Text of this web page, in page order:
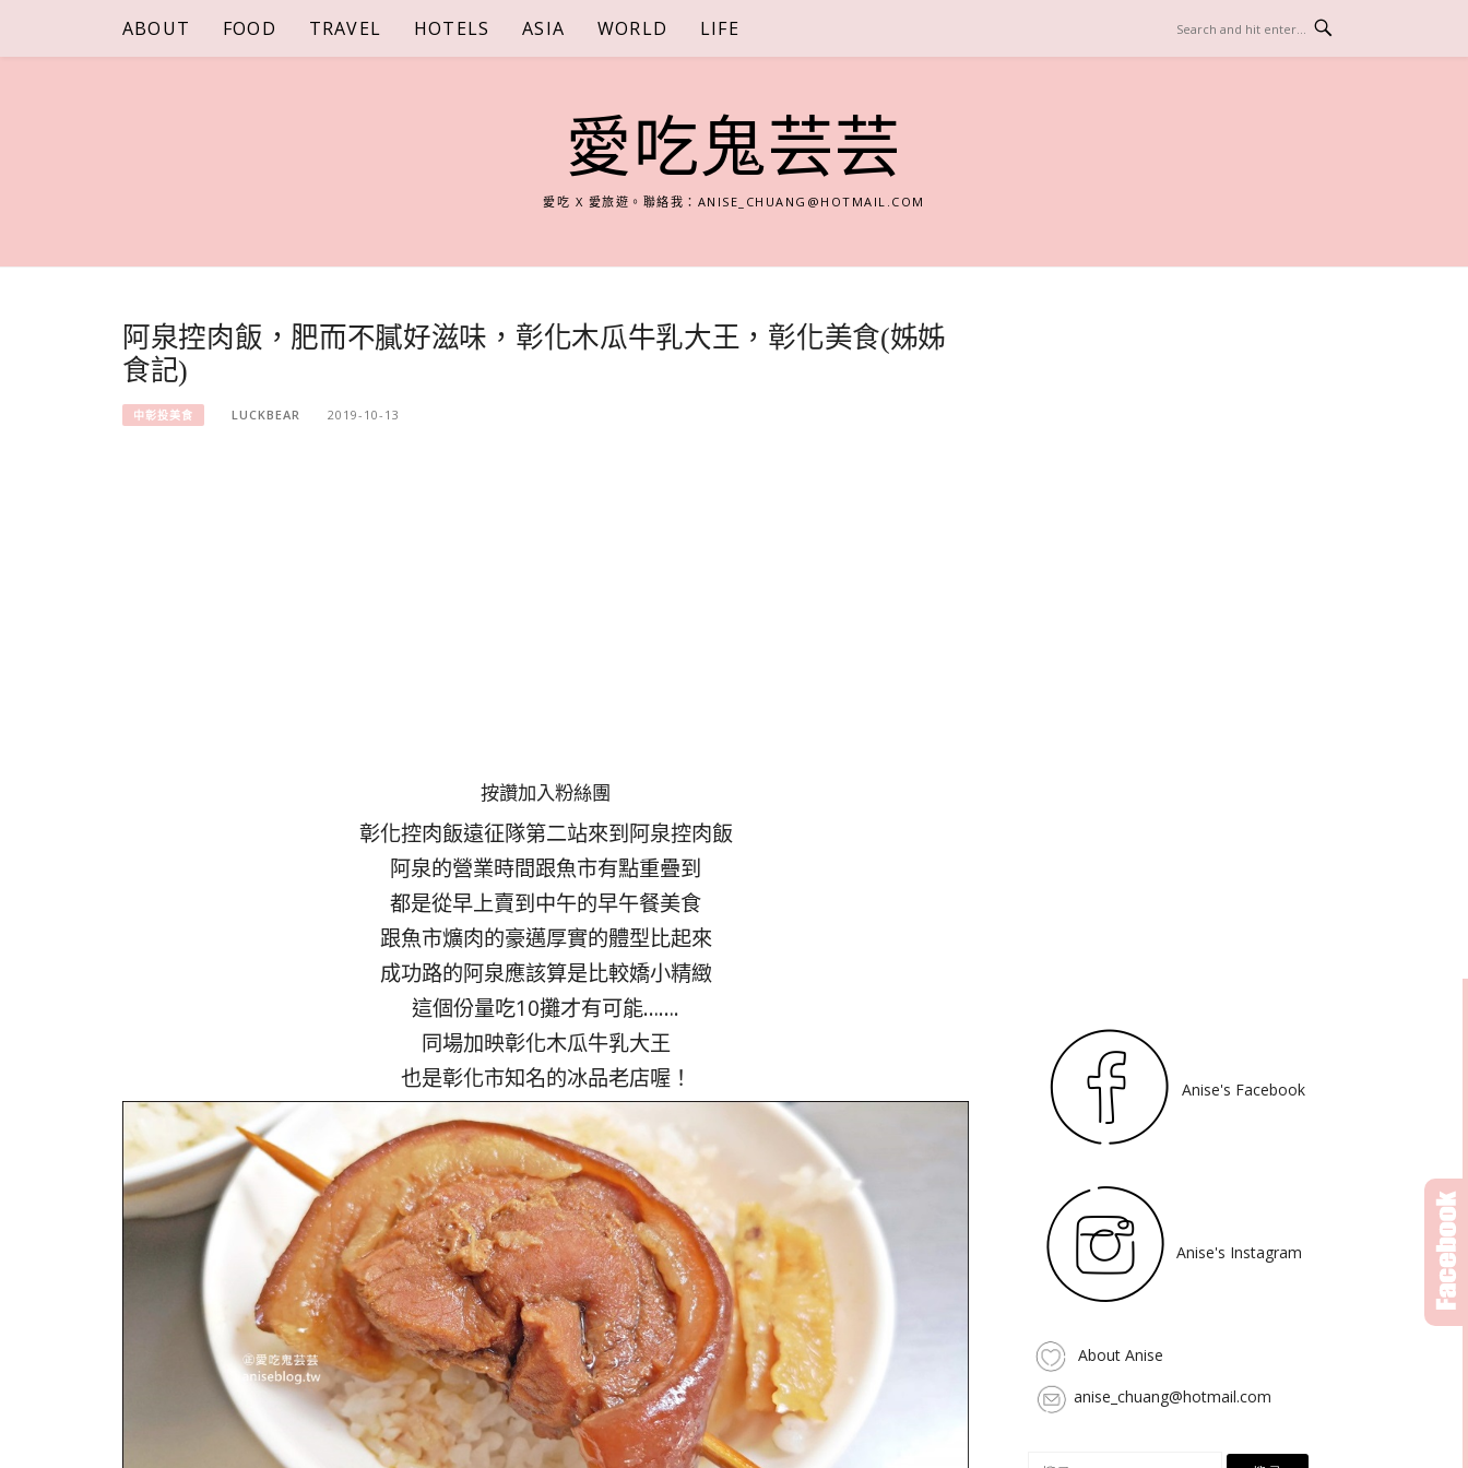
content
ABOUT FOOD TRAVEL HOTELS ASIA WORLD LIFE
愛吃鬼芸芸
愛吃 X 愛旅遊。聯絡我： ANISE_CHUANG@HOTMAIL.COM
阿泉控肉飯，肥而不膩好滋味，彰化木瓜牛乳大王，彰化美食(姊姊
食記)
中彰投美食 LUCKBEAR 2019-10-13
按讚加入粉絲團
彰化控肉飯遠征隊第二站來到阿泉控肉飯
阿泉的營業時間跟魚市有點重疊到
都是從早上賣到中午的早午餐美食
跟魚市爌肉的豪邁厚實的體型比起來
成功路的阿泉應該算是比較嬌小精緻
這個份量吃10攤才有可能…….
同場加映彰化木瓜牛乳大王
也是彰化市知名的冰品老店喔！
Anise's Facebook
Anise's Instagram
About Anise
anise_chuang@hotmail.com